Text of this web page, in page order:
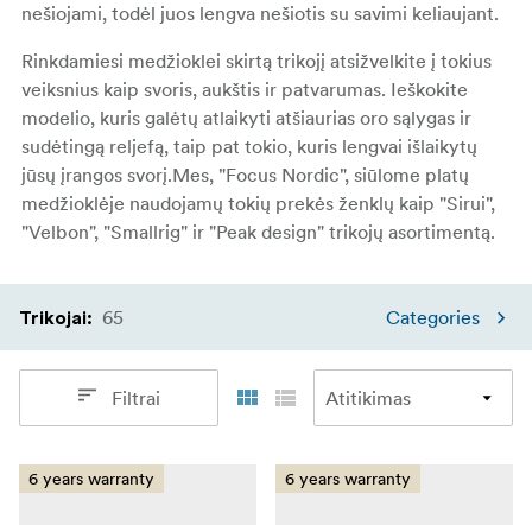
nešiojami, todėl juos lengva nešiotis su savimi keliaujant.
Rinkdamiesi medžioklei skirtą trikojį atsižvelkite į tokius
veiksnius kaip svoris, aukštis ir patvarumas. Ieškokite
modelio, kuris galėtų atlaikyti atšiaurias oro sąlygas ir
sudėtingą reljefą, taip pat tokio, kuris lengvai išlaikytų
jūsų įrangos svorį.Mes, "Focus Nordic", siūlome platų
medžioklėje naudojamų tokių prekės ženklų kaip "Sirui",
"Velbon", "Smallrig" ir "Peak design" trikojų asortimentą.
Trikojai: 65 Categories
Filtrai
6 years warranty 6 years warranty